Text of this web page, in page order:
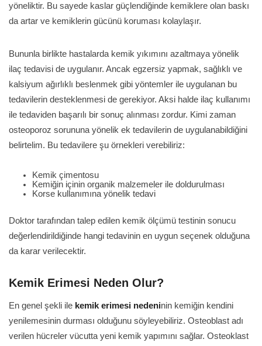
yöneliktir. Bu sayede kaslar güçlendiğinde kemiklere olan baskı
da artar ve kemiklerin gücünü koruması kolaylaşır.
Bununla birlikte hastalarda kemik yıkımını azaltmaya yönelik
ilaç tedavisi de uygulanır. Ancak egzersiz yapmak, sağlıklı ve
kalsiyum ağırlıklı beslenmek gibi yöntemler ile uygulanan bu
tedavilerin desteklenmesi de gerekiyor. Aksi halde ilaç kullanımı
ile tedaviden başarılı bir sonuç alınması zordur. Kimi zaman
osteoporoz sorununa yönelik ek tedavilerin de uygulanabildiğini
belirtelim. Bu tedavilere şu örnekleri verebiliriz:
Kemik çimentosu
Kemiğin içinin organik malzemeler ile doldurulması
Korse kullanımına yönelik tedavi
Doktor tarafından talep edilen kemik ölçümü testinin sonucu
değerlendirildiğinde hangi tedavinin en uygun seçenek olduğuna
da karar verilecektir.
Kemik Erimesi Neden Olur?
En genel şekli ile kemik erimesi nedeninin kemiğin kendini
yenilemesinin durması olduğunu söyleyebiliriz. Osteoblast adı
verilen hücreler vücutta yeni kemik yapımını sağlar. Osteoklast